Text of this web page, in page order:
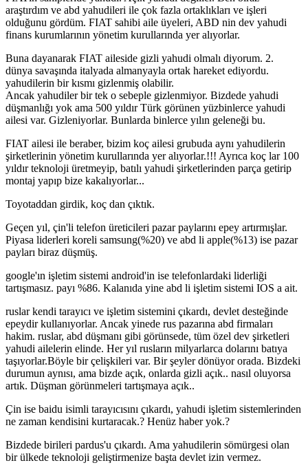
araştırdım ve abd yahudileri ile çok fazla ortaklıkları ve işleri
olduğunu gördüm. FIAT sahibi aile üyeleri, ABD nin dev yahudi
finans kurumlarının yönetim kurullarında yer alıyorlar.
Buna dayanarak FIAT aileside gizli yahudi olmalı diyorum. 2.
dünya savaşında italyada almanyayla ortak hareket ediyordu.
yahudilerin bir kısmı gizlenmiş olabilir.
Ancak yahudiler bir tek o sebeple gizlenmiyor. Bizdede yahudi
düşmanlığı yok ama 500 yıldır Türk görünen yüzbinlerce yahudi
ailesi var. Gizleniyorlar. Bunlarda binlerce yılın geleneği bu.
FIAT ailesi ile beraber, bizim koç ailesi grubuda aynı yahudilerin
şirketlerinin yönetim kurullarında yer alıyorlar.!!! Ayrıca koç lar 100
yıldır teknoloji üretmeyip, batılı yahudi şirketlerinden parça getirip
montaj yapıp bize kakalıyorlar...
Toyotaddan girdik, koç dan çıktık.
Geçen yıl, çin'li telefon üreticileri pazar paylarını epey artırmışlar.
Piyasa liderleri koreli samsung(%20) ve abd li apple(%13) ise pazar
payları biraz düşmüş.
google'ın işletim sistemi android'in ise telefonlardaki liderliği
tartışmasız. payı %86. Kalanıda yine abd li işletim sistemi IOS a ait.
ruslar kendi tarayıcı ve işletim sistemini çıkardı, devlet desteğinde
epeydir kullanıyorlar. Ancak yinede rus pazarına abd firmaları
hakim. ruslar, abd düşmanı gibi görünsede, tüm özel dev şirketleri
yahudi ailelerin elinde. Her yıl rusların milyarlarca dolarını batıya
taşıyorlar.Böyle bir çelişkileri var. Bir şeyler dönüyor orada. Bizdeki
durumun aynısı, ama bizde açık, onlarda gizli açık.. nasıl oluyorsa
artık. Düşman görünmeleri tartışmaya açık..
Çin ise baidu isimli tarayıcısını çıkardı, yahudi işletim sistemlerinden
ne zaman kendisini kurtaracak.? Henüz haber yok.?
Bizdede birileri pardus'u çıkardı. Ama yahudilerin sömürgesi olan
bir ülkede teknoloji geliştirmenize başta devlet izin vermez.